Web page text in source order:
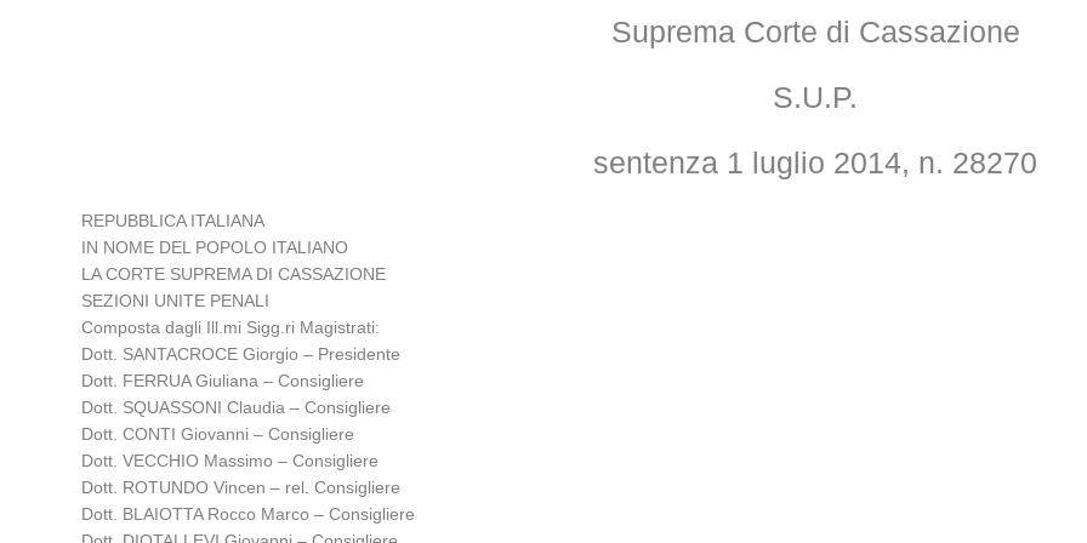
Suprema Corte di Cassazione
S.U.P.
sentenza 1 luglio 2014, n. 28270
REPUBBLICA ITALIANA
IN NOME DEL POPOLO ITALIANO
LA CORTE SUPREMA DI CASSAZIONE
SEZIONI UNITE PENALI
Composta dagli Ill.mi Sigg.ri Magistrati:
Dott. SANTACROCE Giorgio – Presidente
Dott. FERRUA Giuliana – Consigliere
Dott. SQUASSONI Claudia – Consigliere
Dott. CONTI Giovanni – Consigliere
Dott. VECCHIO Massimo – Consigliere
Dott. ROTUNDO Vincen – rel. Consigliere
Dott. BLAIOTTA Rocco Marco – Consigliere